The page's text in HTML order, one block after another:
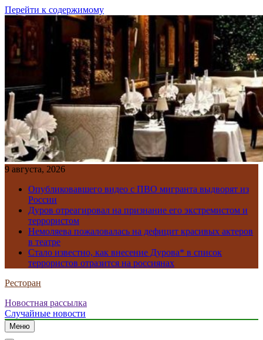
Перейти к содержимому
9 августа, 2026
Опубликовавшего видео с ПВО мигранта выдворят из
России
Дуров отреагировал на признание его экстремистом и
террористом
Немоляева пожаловалась на дефицит красивых актеров
в театре
Стало известно, как внесение Дурова* в список
террористов отразится на россиянах
Ресторан
Новостная рассылка
Случайные новости
Меню